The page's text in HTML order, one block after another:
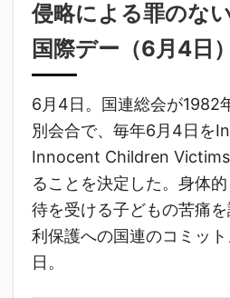
侵略による罪のな
国際デー（6月4日 ）
6月4日。国連総会が1982
別会合で、毎年6月4日を
Innocent Children
ることを決定した。身体
待を受ける子どもの苦痛
利保護への国連のコミッ
日。